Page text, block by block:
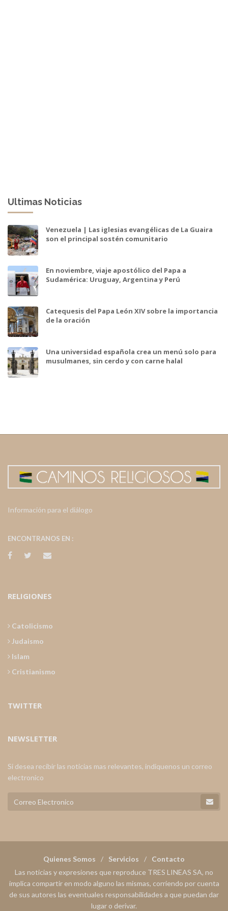
Ultimas Noticias
Venezuela | Las iglesias evangélicas de La Guaira
son el principal sostén comunitario
En noviembre, viaje apostólico del Papa a
Sudamérica: Uruguay, Argentina y Perú
Catequesis del Papa León XIV sobre la importancia
de la oración
Una universidad española crea un menú solo para
musulmanes, sin cerdo y con carne halal
Información para el diálogo
ENCONTRANOS EN :
RELIGIONES
Catolicismo
Judaismo
Islam
Cristianismo
TWITTER
NEWSLETTER
Si desea recibir las noticias mas relevantes, indiquenos un correo
electronico
Quienes Somos Servicios
Contacto
Las noticias y expresiones que reproduce TRES LINEAS SA, no
implica compartir en modo alguno las mismas, corriendo por cuenta
de sus autores las eventuales responsabilidades a que puedan dar
lugar o derivar.